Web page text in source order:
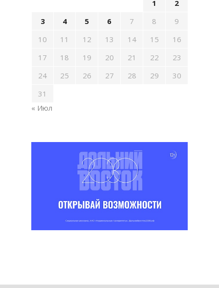
1
2
3
4 5 6 7 8
9
10
11 12 13 14 15
16
17
18 19 20 21 22
23
24
25 26 27 28 29
30
31
« Июл